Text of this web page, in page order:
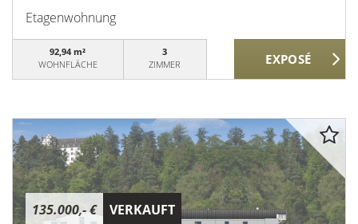
Etagenwohnung
92,94 m²
WOHNFLÄCHE
3
ZIMMER
135.000,- € VERKAUFT